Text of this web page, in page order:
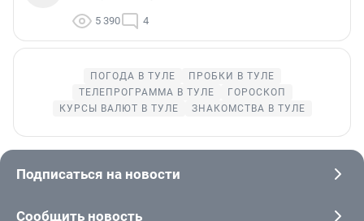
5 390 4
ПОГОДА В ТУЛЕ
ПРОБКИ В ТУЛЕ
ТЕЛЕПРОГРАММА В ТУЛЕ
ГОРОСКОП
КУРСЫ ВАЛЮТ В ТУЛЕ
ЗНАКОМСТВА В ТУЛЕ
Подписаться на новости
Сообщить новость